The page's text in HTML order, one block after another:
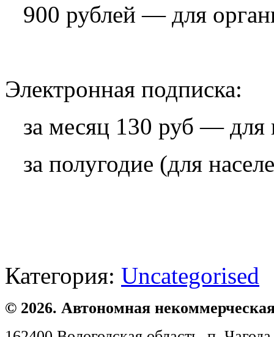
900 рублей — для
Электронная подписка:
за месяц 130 руб — для
за полугодие (для
Категория: Uncategorised
© 2026. Автономная